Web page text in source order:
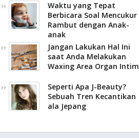
Waktu yang Tepat
Berbicara Soal Mencukur
Rambut dengan Anak-
anak
Jangan Lakukan Hal Ini
saat Anda Melakukan
Waxing Area Organ Intim
Seperti Apa J-Beauty?
Sebuah Tren Kecantikan
ala Jepang